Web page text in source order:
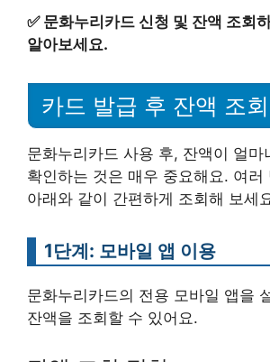
✅ 문화누리카드 신청 및 잔액 조회
알아보세요.
카드 발급 후 잔액 조
문화누리카드 사용 후, 잔액이 얼마
확인하는 것은 매우 중요해요. 여러
아래와 같이 간편하게 조회해 보세
1단계: 모바일 앱 이용
문화누리카드의 전용 모바일 앱을
잔액을 조회할 수 있어요.